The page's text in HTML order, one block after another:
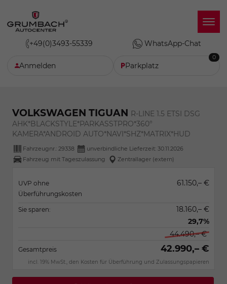
+49(0)3493-55339 WhatsApp-Chat
Anmelden Parkplatz
0
VOLKSWAGEN TIGUAN R-LINE 1.5 ETSI DSG
AHK*BLACKSTYLE*PARKASSTPRO*360°
KAMERA*ANDROID AUTO*NAVI*SHZ*MATRIX*HUD
Fahrzeugnr.: 29338 unverbindliche Lieferzeit: 30.11.2026
Fahrzeug mit Tageszulassung
Zentrallager (extern)
UVP ohne
Überführungskosten
61.150,– €
Sie sparen:
18.160,– €
29,7%
44.490,– €
Gesamtpreis 42.990,– €
incl. 19% MwSt., den Kosten für Überführung und Zulassungspapieren